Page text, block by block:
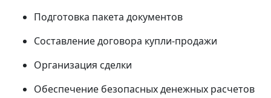
Подготовка пакета документов
Составление договора купли-продажи
Организация сделки
Обеспечение безопасных денежных расчетов